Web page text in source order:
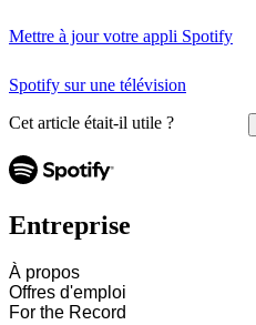
Mettre à jour votre appli Spotify
Spotify sur une télévision
Cet article était-il utile ?
Entreprise
À propos
Offres d'emploi
For the Record